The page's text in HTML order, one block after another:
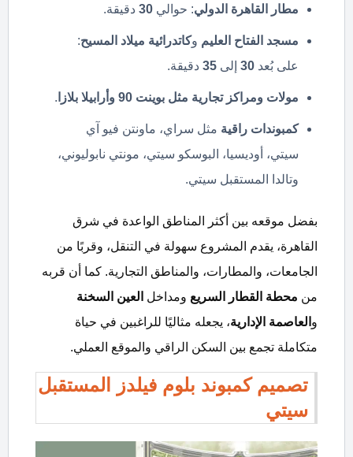
مطار القاهرة الدولي: حوالي 30 دقيقة.
مسجد الفتاح العليم وكاتدرائية ميلاد المسيح:
على بُعد 30 إلى 35 دقيقة.
مولات ومراكز تجارية مثل بوينت 90 وأرابيلا بلازا .
كمبوندات راقية مثل سراي، ماونتن فيو آي
سيتي، أوديسيا، البوسكو سيتي، مونتي نابوليوني،
وتالدا المستقبل سيتي.
بفضل موقعه بين أكثر المناطق الواعدة في شرق
القاهرة، يقدم المشروع سهولة في التنقل، وقربًا من
الجامعات، والمطارات، والمناطق التجارية. كما أن قربه
من محطة القطار السريع ومداخل العين السخنة
و العاصمة الإدارية، يجعله مثاليًا للراغبين في حياة
متكاملة تجمع بين السكن الراقي والموقع العملي.
تصميم كمبوند بلوم فيلدز المستقبل
سيتي